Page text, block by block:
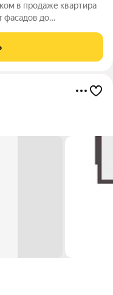
в продаже квартира
фасадов до
в отделке white box. 17-